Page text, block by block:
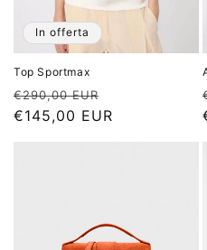
In offerta
Top Sportmax
Prezzo
di
€290,00 EUR
scontato
€145,00 EUR